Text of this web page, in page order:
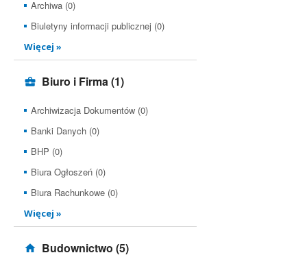
Archiwa (0)
Biuletyny informacji publicznej (0)
Więcej »
Biuro i Firma(1)
Archiwizacja Dokumentów (0)
Banki Danych (0)
BHP (0)
Biura Ogłoszeń (0)
Biura Rachunkowe (0)
Więcej »
Budownictwo (5)